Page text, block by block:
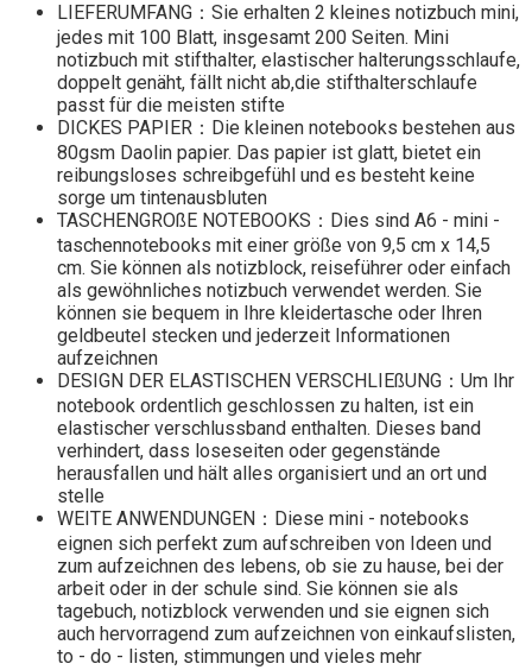
LIEFERUMFANG：Sie erhalten 2 kleines notizbuch mini,
jedes mit 100 Blatt, insgesamt 200 Seiten. Mini
notizbuch mit stifthalter, elastischer halterungsschlaufe,
doppelt genäht, fällt nicht ab,die stifthalterschlaufe
passt für die meisten stifte
DICKES PAPIER：Die kleinen notebooks bestehen aus
80gsm Daolin papier. Das papier ist glatt, bietet ein
reibungsloses schreibgefühl und es besteht keine
sorge um tintenausbluten
TASCHENGROßE NOTEBOOKS：Dies sind A6 - mini -
taschennotebooks mit einer größe von 9,5 cm x 14,5
cm. Sie können als notizblock, reiseführer oder einfach
als gewöhnliches notizbuch verwendet werden. Sie
können sie bequem in Ihre kleidertasche oder Ihren
geldbeutel stecken und jederzeit Informationen
aufzeichnen
DESIGN DER ELASTISCHEN VERSCHLIEßUNG：Um Ihr
notebook ordentlich geschlossen zu halten, ist ein
elastischer verschlussband enthalten. Dieses band
verhindert, dass loseseiten oder gegenstände
herausfallen und hält alles organisiert und an ort und
stelle
WEITE ANWENDUNGEN：Diese mini - notebooks
eignen sich perfekt zum aufschreiben von Ideen und
zum aufzeichnen des lebens, ob sie zu hause, bei der
arbeit oder in der schule sind. Sie können sie als
tagebuch, notizblock verwenden und sie eignen sich
auch hervorragend zum aufzeichnen von einkaufslisten,
to - do - listen, stimmungen und vieles mehr